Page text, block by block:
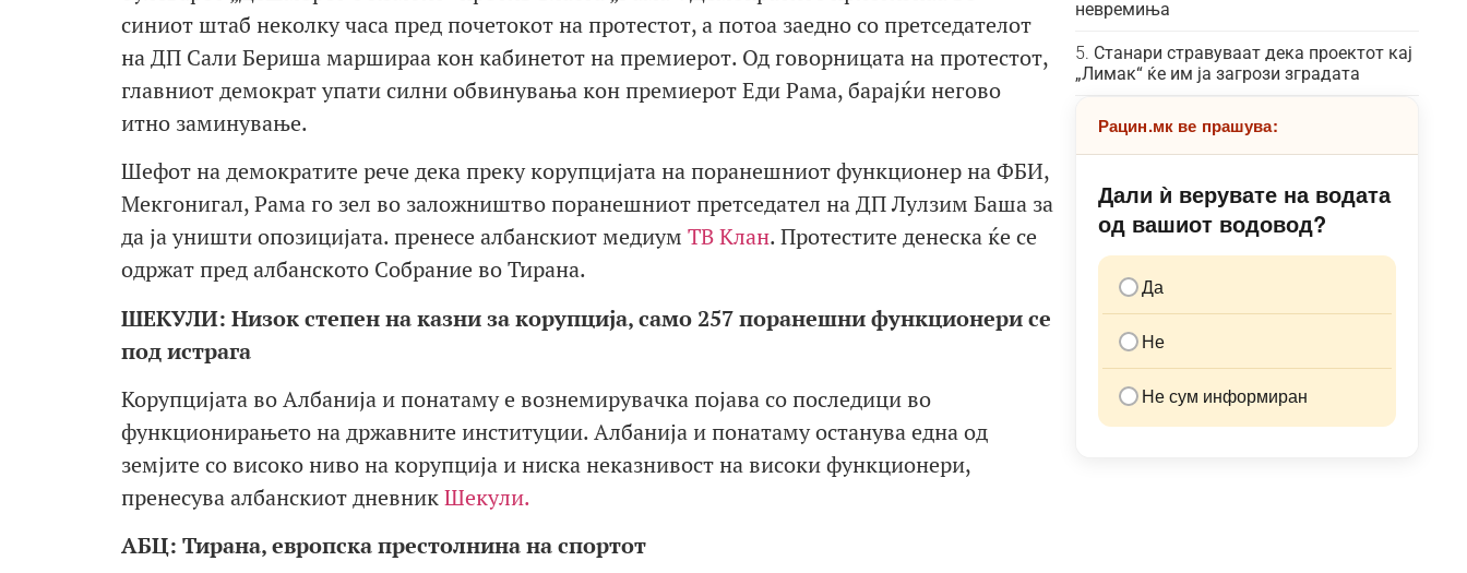
синиот штаб неколку часа пред почетокот на протестот, а потоа заедно со претседателот
на ДП Сали Бериша маршираа кон кабинетот на премиерот. Од говорницата на протестот,
главниот демократ упати силни обвинувања кон премиерот Еди Рама, барајќи негово
итно заминување.
Шефот на демократите рече дека преку корупцијата на поранешниот функционер на ФБИ,
Мекгонигал, Рама го зел во заложништво поранешниот претседател на ДП Лулзим Баша за
да ја уништи опозицијата. пренесе албанскиот медиум ТВ Клан. Протестите денеска ќе се
одржат пред албанското Собрание во Тирана.
ШЕКУЛИ: Низок степен на казни за корупција, само 257 поранешни функционери се
под истрага
Корупцијата во Албанија и понатаму е вознемирувачка појава со последици во
функционирањето на државните институции. Албанија и понатаму останува една од
земјите со високо ниво на корупција и ниска неказнивост на високи функционери,
пренесува албанскиот дневникШекули.
АБЦ: Тирана, европска престолнина на спортот
невремиња
Станари стравуваат дека проектот кај
„Лимак“ ќе им ја загрози зградата
Рацин.мк ве прашува:
Дали ѝ верувате на водата
од вашиот водовод?
Да
Не
Не сум информиран